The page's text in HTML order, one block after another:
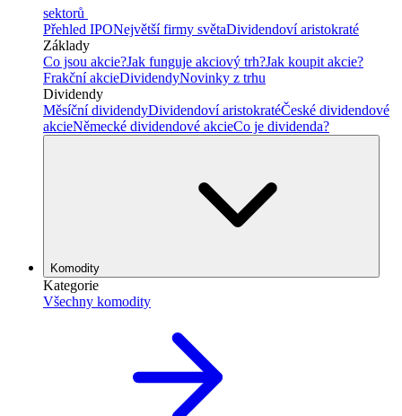
sektorů
Přehled IPONejvětší firmy světaDividendoví aristokraté
Základy
Co jsou akcie?Jak funguje akciový trh?Jak koupit akcie?
Frakční akcieDividendyNovinky z trhu
Dividendy
Měsíční dividendyDividendoví aristokratéČeské dividendové
akcieNěmecké dividendové akcieCo je dividenda?
Komodity
Kategorie
Všechny komodity